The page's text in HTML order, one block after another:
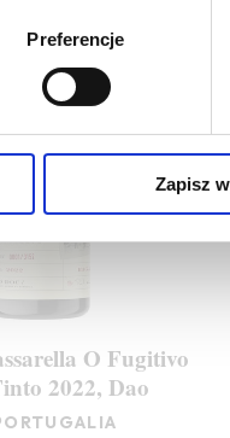
Preferencje
Zapisz
O Fugitivo
2022, Dao